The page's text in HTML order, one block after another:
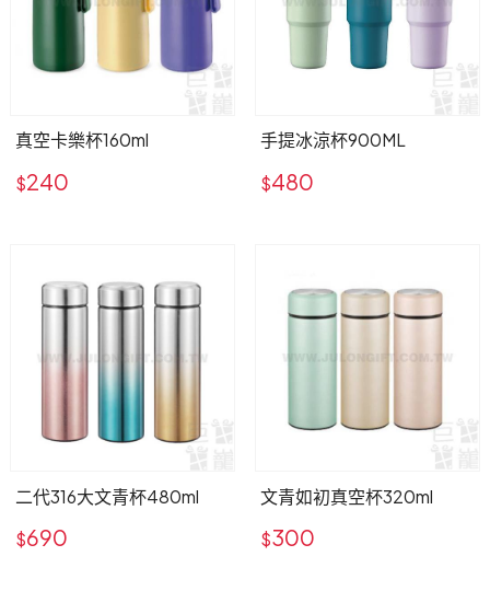
真空卡樂杯160ml
$240
手提冰涼杯900ML
$480
二代316大文青杯480ml
$690
文青如初真空杯320ml
$300